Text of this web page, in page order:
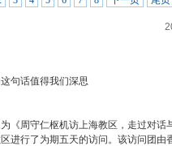
句话值得我们深思
《周守仁枢机访上海教区，走过对话
进行了为期五天的访问。该访问团由